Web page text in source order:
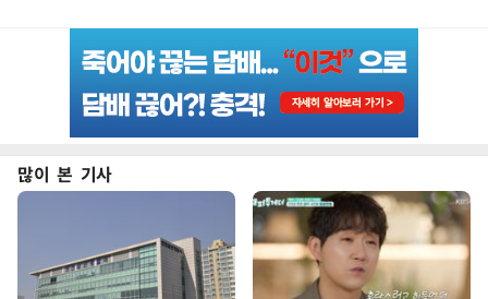
많이 본 기사